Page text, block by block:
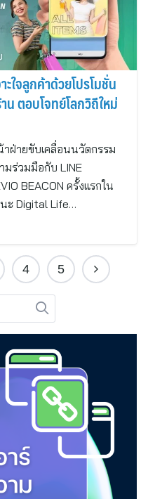
ใจลูกค้าด้วยโปรโมชั่น
น ตอบโจทย์โลกวิถีใหม่
ฝ่ายขับเคลื่อนนวัตกรรม
มร่วมมือกับ LINE
BEACON ครั้งแรกใน
นะ Digital Life…
4 5